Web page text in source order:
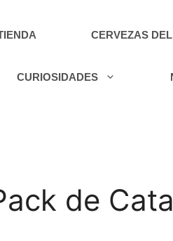
CERVEZAS
CURIOSIDADES
de